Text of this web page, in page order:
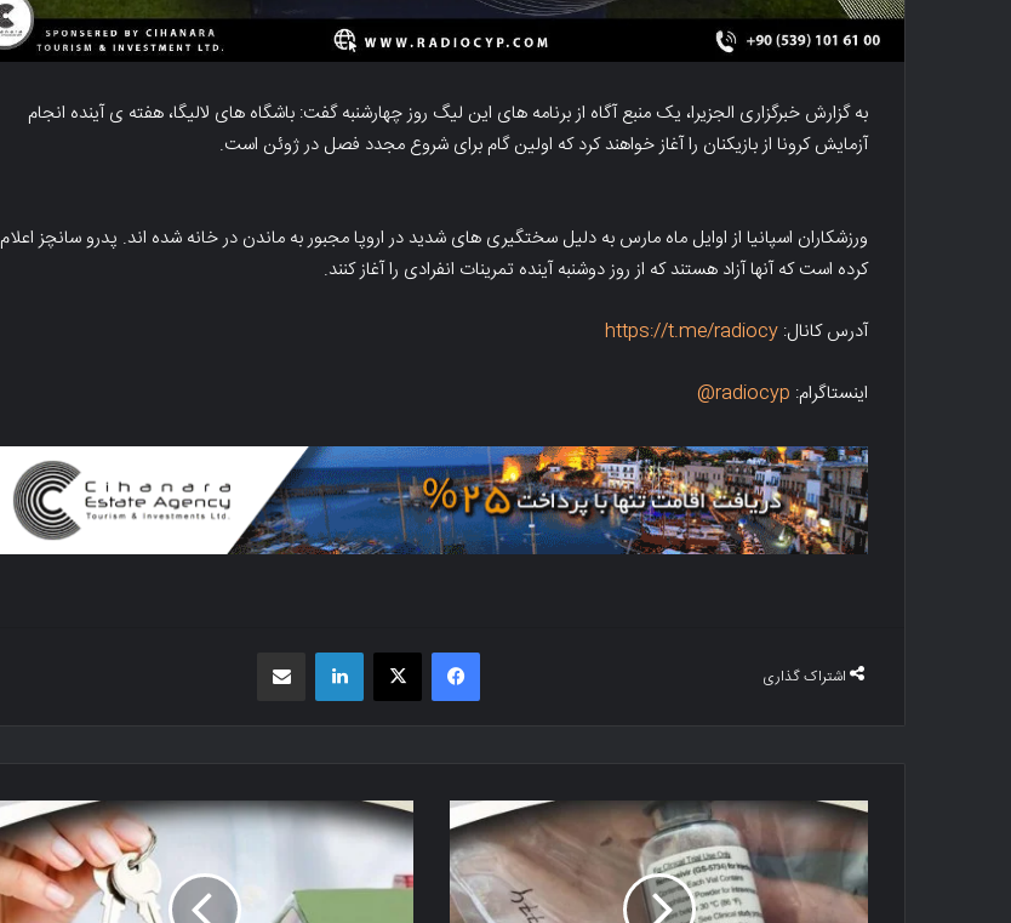
به گزارش خبرگزاری الجزیرا، یک منبع آگاه از برنامه های این لیگ روز چهارشنبه گفت: باشگاه های لالیگا، هفته ی آینده انجام
آزمایش کرونا از بازیکنان را آغاز خواهند کرد که اولین گام برای شروع مجدد فصل در ژوئن است.
ورزشکاران اسپانیا از اوایل ماه مارس به دلیل سختگیری های شدید در اروپا مجبور به ماندن در خانه شده اند. پدرو سانچز اعلام
کرده است که آنها آزاد هستند که از روز دوشنبه آینده تمرینات انفرادی را آغاز کنند.
آدرس کانال: https://t.me/radiocy
اینستاگرام: radiocyp@
اشتراک گذاری
فیسبوک X لینکدین